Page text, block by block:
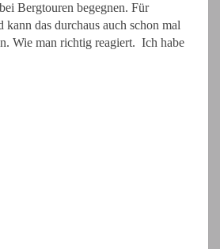
Bergtouren begegnen. Für
das durchaus auch schon mal
Wie man richtig reagiert. Ich habe